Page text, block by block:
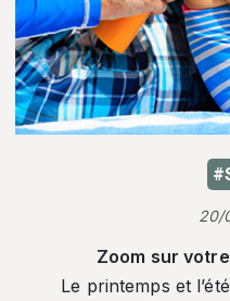
20/
Zoom sur
Le printemps et